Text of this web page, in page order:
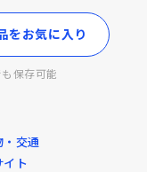
をお気に入り
保存可能
交通
ト